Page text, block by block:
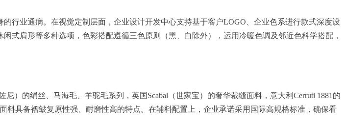
行业通病。在视觉定制层面，企业设计开发中心支持基于客户LOGO、企业色系进行款式深度设
式肩形等多种选项，色彩搭配遵循三色原则（黑、白除外），运用冷暖色调及邻近色科学搭配，
）的绢丝、马海毛、羊驼毛系列，英国Scabal（世家宝）的奢华裁缝面料，意大利Cerruti 1881的
具备褶皱复原性强、耐磨性高的特点。在辅料配置上，企业承诺采用国际高规格标准，确保看